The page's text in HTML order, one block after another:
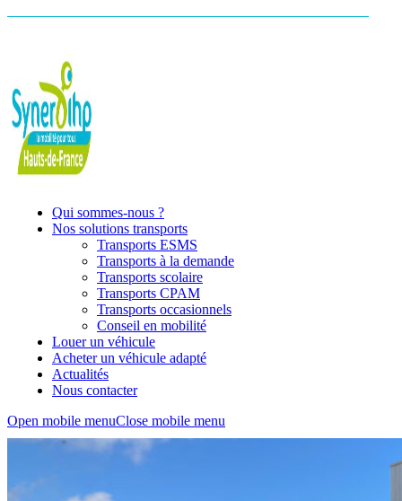
Qui sommes-nous ?
Nos solutions transports
Transports ESMS
Transports à la demande
Transports scolaire
Transports CPAM
Transports occasionnels
Conseil en mobilité
Louer un véhicule
Acheter un véhicule adapté
Actualités
Nous contacter
Open mobile menuClose mobile menu